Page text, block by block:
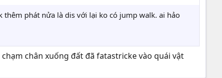
phát nửa là dis với lại ko có jump walk. ai hảo
chân xuống đất đã fatastricke vào quái vật